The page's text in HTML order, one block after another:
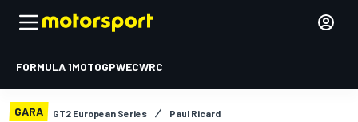
FORMULA 1MOTOGPWECWRC
GARA GT2 European Series Paul Ricard